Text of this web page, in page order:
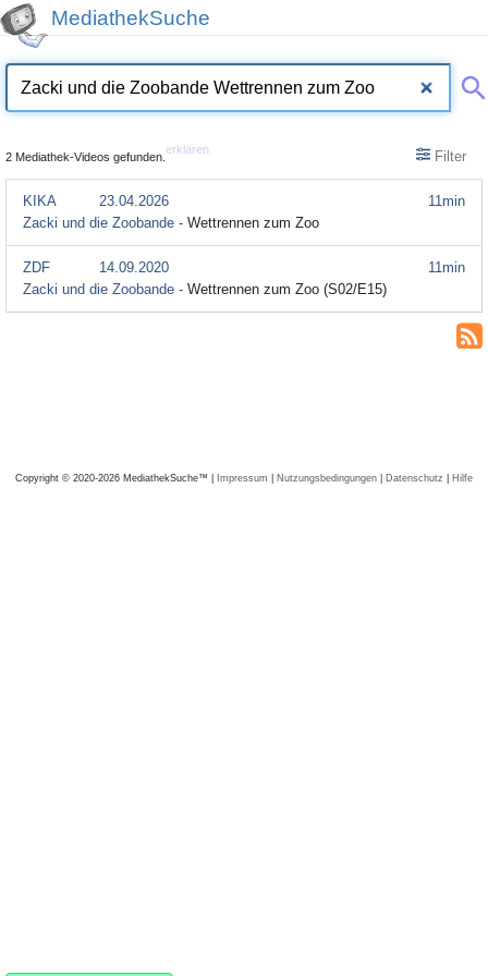
MediathekSuche
2 Mediathek-Videos gefunden.
erklären Filter
11min
KIKA
23.04.2026
Zacki und die Zoobande - Wettrennen zum Zoo
11min
ZDF
14.09.2020
Zacki und die Zoobande - Wettrennen zum Zoo (S02/E15)
Copyright © 2020-2026 MediathekSuche™ | Impressum | Nutzungsbedingungen | Datenschutz | Hilfe